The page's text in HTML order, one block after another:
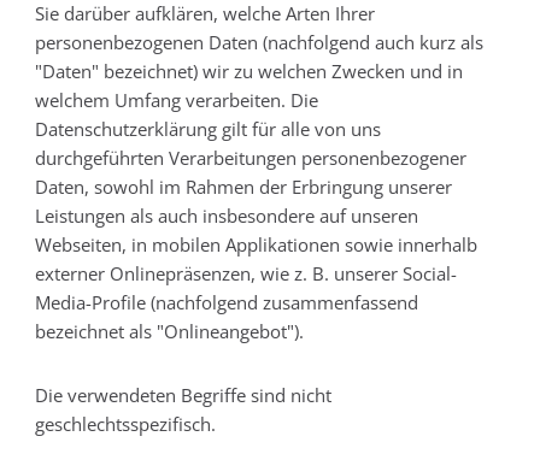
Sie darüber aufklären, welche Arten Ihrer
personenbezogenen Daten (nachfolgend auch kurz als
"Daten" bezeichnet) wir zu welchen Zwecken und in
welchem Umfang verarbeiten. Die
Datenschutzerklärung gilt für alle von uns
durchgeführten Verarbeitungen personenbezogener
Daten, sowohl im Rahmen der Erbringung unserer
Leistungen als auch insbesondere auf unseren
Webseiten, in mobilen Applikationen sowie innerhalb
externer Onlinepräsenzen, wie z. B. unserer Social-
Media-Profile (nachfolgend zusammenfassend
bezeichnet als "Onlineangebot").
Die verwendeten Begriffe sind nicht
geschlechtsspezifisch.